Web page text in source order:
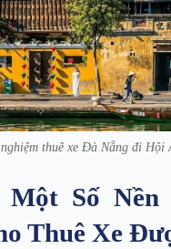
thuê xe Đà Nẵng đi Hội
Số Nền
Thuê Xe